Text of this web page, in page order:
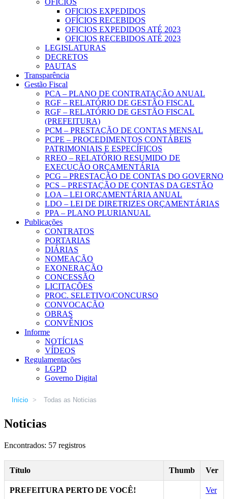
OFICIOS
OFICIOS EXPEDIDOS
OFÍCIOS RECEBIDOS
OFICIOS EXPEDIDOS ATÉ 2023
OFICIOS RECEBIDOS ATÉ 2023
LEGISLATURAS
DECRETOS
PAUTAS
Transparência
Gestão Fiscal
PCA – PLANO DE CONTRATAÇÃO ANUAL
RGF – RELATÓRIO DE GESTÃO FISCAL
RGF – RELATÓRIO DE GESTÃO FISCAL
(PREFEITURA)
PCM – PRESTAÇÃO DE CONTAS MENSAL
PCPE – PROCEDIMENTOS CONTÁBEIS
PATRIMONIAIS E ESPECÍFICOS
RREO – RELATÓRIO RESUMIDO DE
EXECUÇÃO ORÇAMENTÁRIA
PCG – PRESTAÇÃO DE CONTAS DO GOVERNO
PCS – PRESTAÇÃO DE CONTAS DA GESTÃO
LOA – LEI ORÇAMENTÁRIA ANUAL
LDO – LEI DE DIRETRIZES ORÇAMENTÁRIAS
PPA – PLANO PLURIANUAL
Publicações
CONTRATOS
PORTARIAS
DIÁRIAS
NOMEAÇÃO
EXONERAÇÃO
CONCESSÃO
LICITAÇÕES
PROC. SELETIVO/CONCURSO
CONVOCAÇÃO
OBRAS
CONVÊNIOS
Informe
NOTÍCIAS
VÍDEOS
Regulamentações
LGPD
Governo Digital
Início > Todas as Noticias
Noticias
Encontrados: 57 registros
Título Thumb Ver
PREFEITURA PERTO DE VOCÊ! Ver